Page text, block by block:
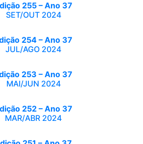
255 – Ano 37
SET/OUT 2024
254 – Ano 37
JUL/AGO 2024
253 – Ano 37
MAI/JUN 2024
252 – Ano 37
MAR/ABR 2024